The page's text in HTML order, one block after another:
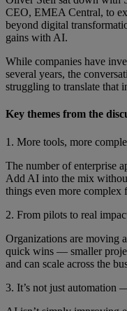
CEO, EMEA Central, to
beyond digital
gains with AI.
While companies have
several years, the
struggling to translate that
Key themes from the
1. More tools, more
The number of enterprise
Add AI into the mix
things even more complex
2. From pilots to real
Organizations are moving
quick wins — smaller
and can scale across the
3. It’s not just automation